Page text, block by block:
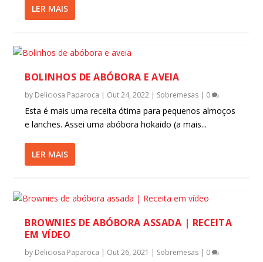
LER MAIS
BOLINHOS DE ABÓBORA E AVEIA
by Deliciosa Paparoca | Out 24, 2022 | Sobremesas | 0
Esta é mais uma receita ótima para pequenos almoços
e lanches. Assei uma abóbora hokaido (a mais...
LER MAIS
BROWNIES DE ABÓBORA ASSADA | RECEITA
EM VÍDEO
by Deliciosa Paparoca | Out 26, 2021 | Sobremesas | 0